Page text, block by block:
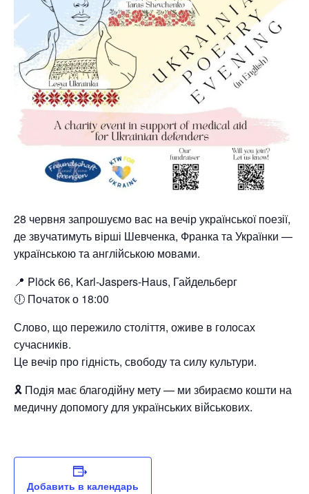
28 червня запрошуємо вас на вечір української поезії,
де звучатимуть вірші Шевченка, Франка та Українки —
українською та англійською мовами.
📍 Plöck 66, Karl-Jaspers-Haus, Гайдельберг
🕕 Початок о 18:00
Слово, що пережило століття, оживе в голосах
сучасників.
Це вечір про гідність, свободу та силу культури.
🎗 Подія має благодійну мету — ми збираємо кошти на
медичну допомогу для українських військових.
Добавить в календарь